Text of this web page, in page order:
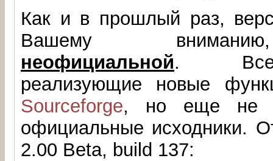
Как и в прошлый раз,
Вашему
неофициальной. Все
реализующие новые
Sourceforge, но еще не
официальные исходники.
2.00 Beta, build 137: